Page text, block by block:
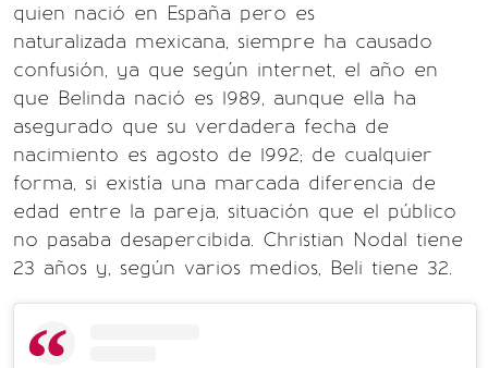
quien nació en España pero es
naturalizada mexicana, siempre ha causado
confusión, ya que según internet, el año en
que Belinda nació es 1989, aunque ella ha
asegurado que su verdadera fecha de
nacimiento es agosto de 1992; de cualquier
forma, si existía una marcada diferencia de
edad entre la pareja, situación que el público
no pasaba desapercibida. Christian Nodal tiene
23 años y, según varios medios, Beli tiene 32.